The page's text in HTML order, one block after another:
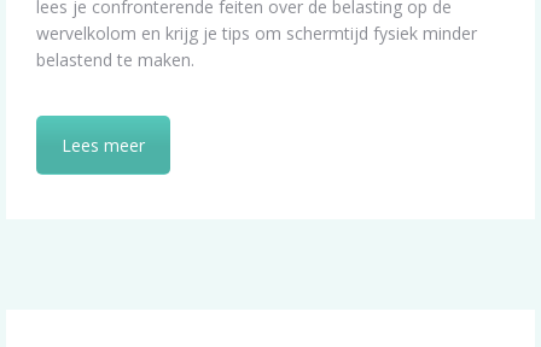
lees je confronterende feiten over de belasting op de
wervelkolom en krijg je tips om schermtijd fysiek minder
belastend te maken.
Lees meer